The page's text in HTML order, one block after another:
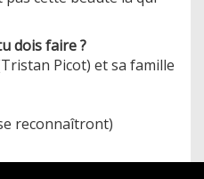
dois faire ?
Picot) et sa famille
reconnaîtront)